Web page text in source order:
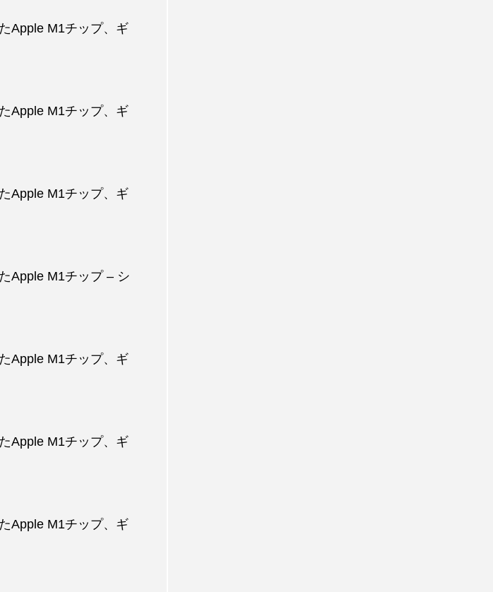
Apple M1チップ、ギ
Apple M1チップ、ギ
Apple M1チップ、ギ
Apple M1チップ – シ
Apple M1チップ、ギ
Apple M1チップ、ギ
Apple M1チップ、ギ